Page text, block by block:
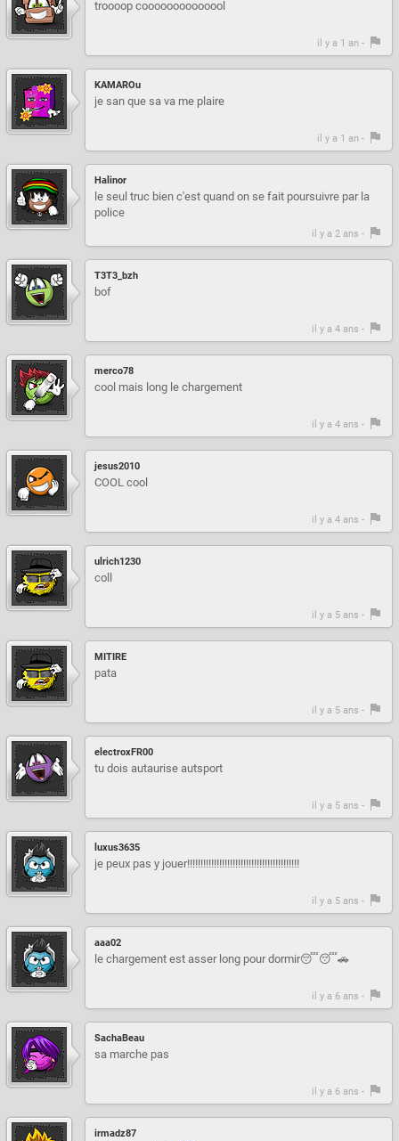
troooop coooooooooooool
il y a 1 an -
KAMAROu
je san que sa va me plaire
il y a 1 an -
Halinor
le seul truc bien c'est quand on se fait poursuivre par la
police
il y a 2 ans -
T3T3_bzh
bof
il y a 4 ans -
merco78
cool mais long le chargement
il y a 4 ans -
jesus2010
COOL cool
il y a 4 ans -
ulrich1230
coll
il y a 5 ans -
MITIRE
pata
il y a 5 ans -
electroxFR00
tu dois autaurise autsport
il y a 5 ans -
luxus3635
je peux pas y jouer!!!!!!!!!!!!!!!!!!!!!!!!!!!!!!!!!!!!!!!!!!
il y a 5 ans -
aaa02
le chargement est asser long pour dormir😴😴🚗
il y a 6 ans -
SachaBeau
sa marche pas
il y a 6 ans -
irmadz87